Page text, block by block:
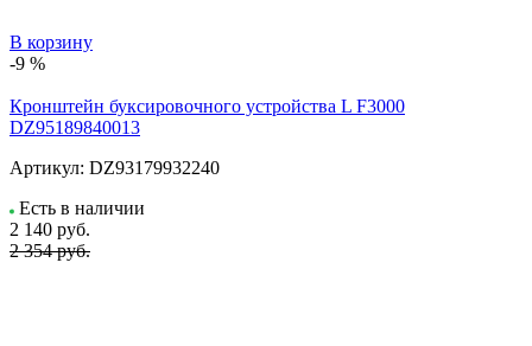
В корзину
-9 %
Кронштейн буксировочного устройства L F3000
DZ95189840013
Артикул: DZ93179932240
Есть в наличии
2 140 руб.
2 354 руб.